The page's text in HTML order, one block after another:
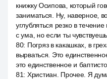
книжку Осипова, который
заниматься. Ну, наверное,
углубляться резко в
с ума, но если ты
80: Погряз в какашках, в
вырваться. Это
это единственное и
81: Христиан. Прочее. Я